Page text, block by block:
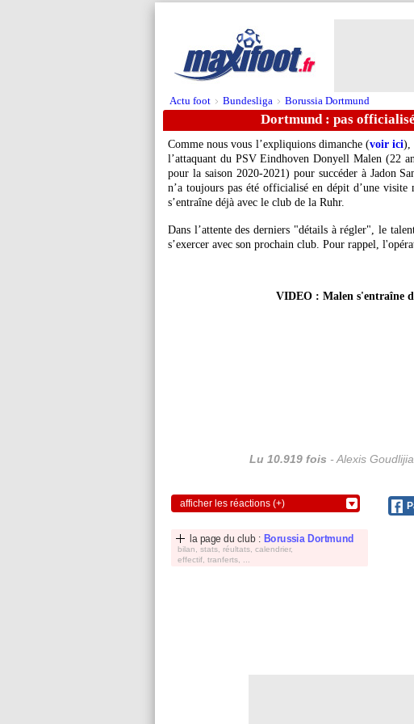
Actu foot > Bundesliga > Borussia Dortmund
Dortmund : pas
Comme nous vous l’expliquions dimanche (voir ici),
l’attaquant du PSV Eindhoven Donyell Malen (22
pour la saison 2020-2021) pour succéder à Jadon
n’a toujours pas été officialisé en dépit d’une visite
s’entraîne déjà avec le club de la Ruhr.
Dans l’attente des derniers "détails à régler", le
s’exercer avec son prochain club. Pour rappel,
VIDEO : Malen s'entraîne
Lu 10.919 fois - Alexis
afficher les réactions (+)
la page du club : Borussia Dortmund
bilan, stats, réultats, calendrier,
effectif, tranferts, ...